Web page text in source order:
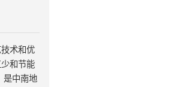
术和优
和节能
是中南地